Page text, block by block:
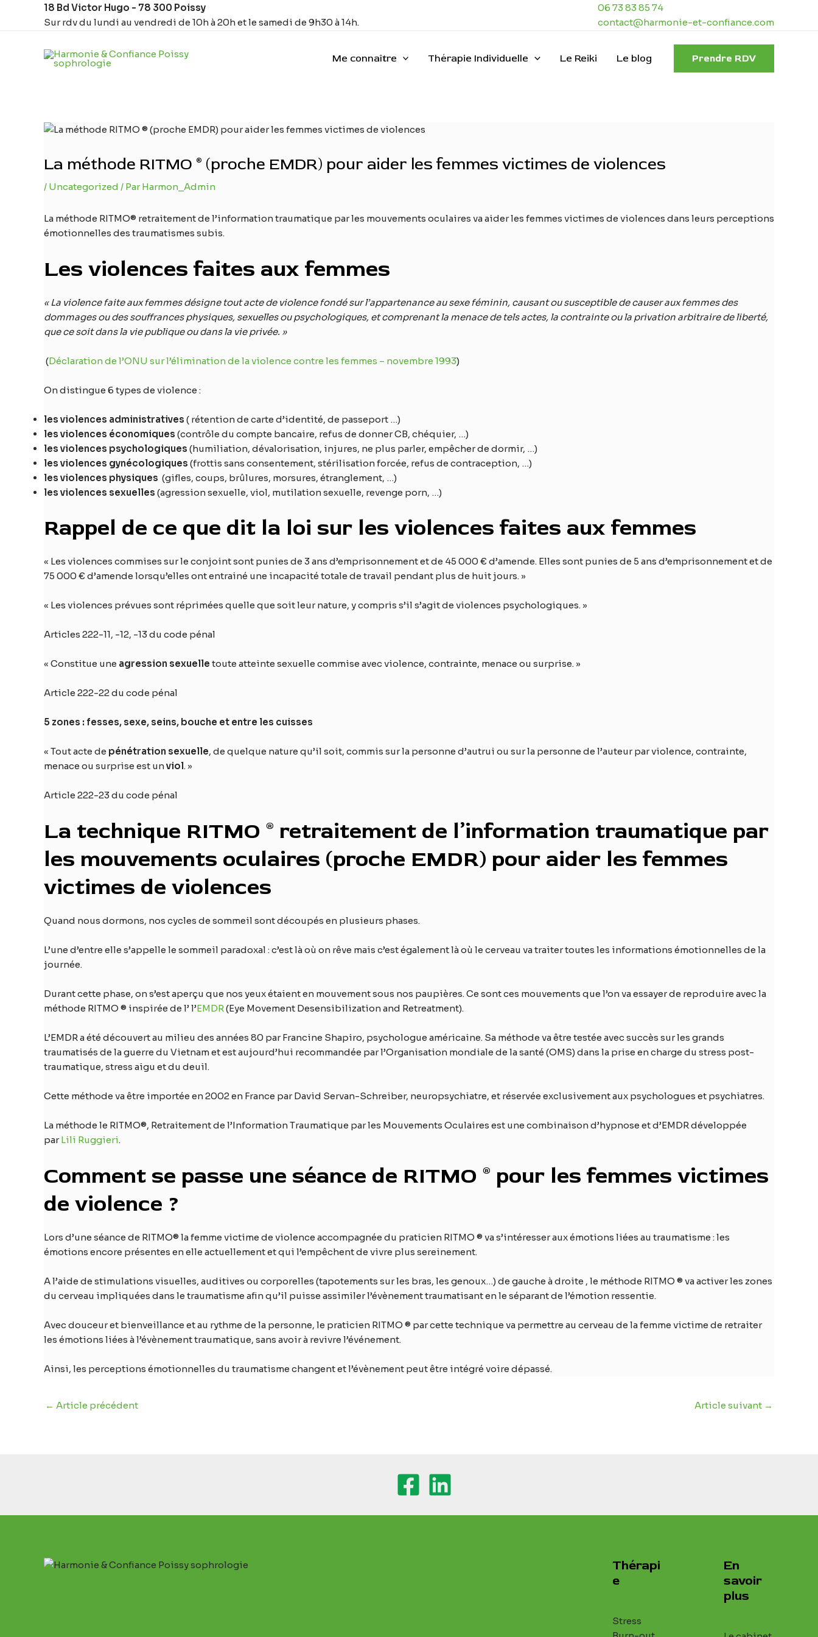
18 Bd Victor Hugo - 78 300 Poissy
Sur rdv du lundi au vendredi de 10h à 20h et le samedi de 9h30 à 14h.
06 73 83 85 74
contact@harmonie-et-confiance.com
Me connaître Thérapie Individuelle Le Reiki Le blog Prendre RDV
La méthode RITMO ® (proche EMDR) pour aider les femmes victimes de violences
/ Uncategorized / ParHarmon_Admin
La méthode RITMO® retraitement de l’information traumatique par les mouvements oculaires va aider les femmes victimes de violences dans leurs perceptions
émotionnelles des traumatismes subis.
Les violences faites aux femmes
« La violence faite aux femmes désigne tout acte de violence fondé sur l’appartenance au sexe féminin, causant ou susceptible de causer aux femmes des
dommages ou des souffrances physiques, sexuelles ou psychologiques, et comprenant la menace de tels actes, la contrainte ou la privation arbitraire de liberté,
que ce soit dans la vie publique ou dans la vie privée. »
(Déclaration de l’ONU sur l’élimination de la violence contre les femmes – novembre 1993)
On distingue 6 types de violence :
les violences administratives ( rétention de carte d’identité, de passeport …)
les violences économiques (contrôle du compte bancaire, refus de donner CB, chéquier, …)
les violences psychologiques (humiliation, dévalorisation, injures, ne plus parler, empêcher de dormir, …)
les violences gynécologiques (frottis sans consentement, stérilisation forcée, refus de contraception, …)
les violences physiques (gifles, coups, brûlures, morsures, étranglement, …)
les violences sexuelles (agression sexuelle, viol, mutilation sexuelle, revenge porn, …)
Rappel de ce que dit la loi sur les violences faites aux femmes
« Les violences commises sur le conjoint sont punies de 3 ans d’emprisonnement et de 45 000 € d’amende. Elles sont punies de 5 ans d’emprisonnement et de
75 000 € d’amende lorsqu’elles ont entrainé une incapacité totale de travail pendant plus de huit jours. »
« Les violences prévues sont réprimées quelle que soit leur nature, y compris s’il s’agit de violences psychologiques. »
Articles 222-11, -12, -13 du code pénal
« Constitue une agression sexuelle toute atteinte sexuelle commise avec violence, contrainte, menace ou surprise. »
Article 222-22 du code pénal
5 zones : fesses, sexe, seins, bouche et entre les cuisses
« Tout acte de pénétration sexuelle, de quelque nature qu’il soit, commis sur la personne d’autrui ou sur la personne de l’auteur par violence, contrainte,
menace ou surprise est unviol. »
Article 222-23 du code pénal
La technique RITMO ® retraitement de l’information traumatique par
les mouvements oculaires (proche EMDR) pour aider les femmes
victimes de violences
Quand nous dormons, nos cycles de sommeil sont découpés en plusieurs phases.
L’une d’entre elle s’appelle le sommeil paradoxal : c’est là où on rêve mais c’est également là où le cerveau va traiter toutes les informations émotionnelles de la
journée.
Durant cette phase, on s’est aperçu que nos yeux étaient en mouvement sous nos paupières. Ce sont ces mouvements que l’on va essayer de reproduire avec la
méthode RITMO ® inspirée de l’ l’EMDR (Eye Movement Desensibilization and Retreatment).
L’EMDR a été découvert au milieu des années 80 par Francine Shapiro, psychologue américaine. Sa méthode va être testée avec succès sur les grands
traumatisés de la guerre du Vietnam et est aujourd’hui recommandée par l’Organisation mondiale de la santé (OMS) dans la prise en charge du stress post-
traumatique, stress aigu et du deuil.
Cette méthode va être importée en 2002 en France par David Servan-Schreiber, neuropsychiatre, et réservée exclusivement aux psychologues et psychiatres.
La méthode le RITMO®, Retraitement de l’Information Traumatique par les Mouvements Oculaires est une combinaison d’hypnose et d’EMDR développée
parLili Ruggieri.
Comment se passe une séance de RITMO ® pour les femmes victimes
de violence ?
Lors d’une séance de RITMO® la femme victime de violence accompagnée du praticien RITMO ® va s’intéresser aux émotions liées au traumatisme : les
émotions encore présentes en elle actuellement et qui l’empêchent de vivre plus sereinement.
A l’aide de stimulations visuelles, auditives ou corporelles (tapotements sur les bras, les genoux…) de gauche à droite , le méthode RITMO ® va activer les zones
du cerveau impliquées dans le traumatisme afin qu’il puisse assimiler l’évènement traumatisant en le séparant de l’émotion ressentie.
Avec douceur et bienveillance et au rythme de la personne, le praticien RITMO ® par cette technique va permettre au cerveau de la femme victime de retraiter
les émotions liées à l’évènement traumatique, sans avoir à revivre l’événement.
Ainsi, les perceptions émotionnelles du traumatisme changent et l’évènement peut être intégré voire dépassé.
Navigation
des
← Article précédent Article suivant →
Thérapi
e
Stress
En
savoir
plus